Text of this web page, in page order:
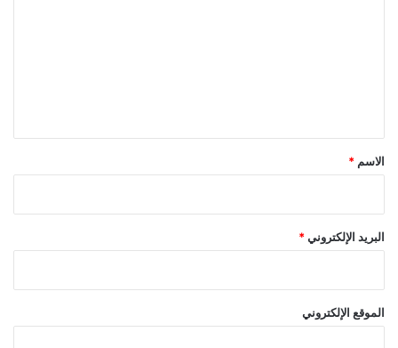
*
الاسم *
البريد الإلكتروني*
الموقع الإلكتروني